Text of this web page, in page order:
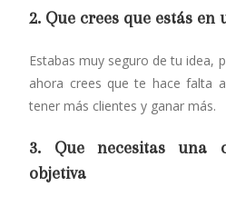
2. Que crees que estás
Estabas muy seguro de tu idea,
ahora crees que te hace falta
tener más clientes y ganar más.
3. Que necesitas una
objetiva